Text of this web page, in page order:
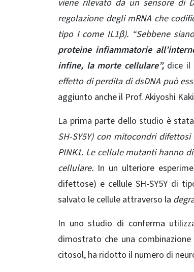
viene rilevato da un sensore di
regolazione degli mRNA che
tipo I come IL1β). “Sebbene
proteine ​​infiammatorie
infine, la morte cellulare”, dice il
effetto di perdita di dsDNA può
aggiunto anche il Prof. Akiyoshi
La prima parte dello studio è
SH-SY5Y) con mitocondri
PINK1. Le cellule mutanti hanno
cellulare. In un ulteriore
difettose) e cellule SH-SY5Y di
salvato le cellule attraverso la
In uno studio di conferma
dimostrato che una
citosol, ha ridotto il numero di